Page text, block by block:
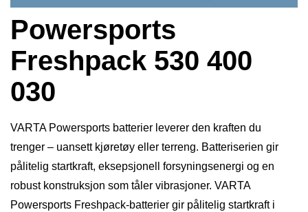
Powersports
Freshpack 530 400
030
VARTA Powersports batterier leverer den kraften du
trenger – uansett kjøretøy eller terreng. Batteriserien gir
pålitelig startkraft, eksepsjonell forsyningsenergi og en
robust konstruksjon som tåler vibrasjoner. VARTA
Powersports Freshpack-batterier gir pålitelig startkraft i